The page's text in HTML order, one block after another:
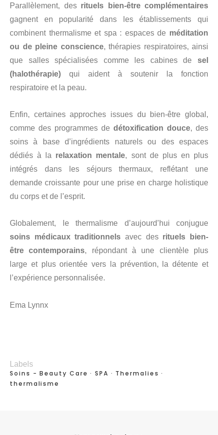
Parallèlement, des rituels bien-être complémentaires
gagnent en popularité dans les établissements qui
combinent thermalisme et spa : espaces de méditation
ou de pleine conscience, thérapies respiratoires, ainsi
que salles spécialisées comme les cabines de sel
(halothérapie) qui aident à soutenir la fonction
respiratoire et la peau.
Enfin, certaines approches issues du bien-être global,
comme des programmes de détoxification douce, des
soins à base d’ingrédients naturels ou des espaces
dédiés à la relaxation mentale, sont de plus en plus
intégrés dans les séjours thermaux, reflétant une
demande croissante pour une prise en charge holistique
du corps et de l’esprit.
Globalement, le thermalisme d’aujourd’hui conjugue
soins médicaux traditionnels avec des rituels bien-
être contemporains, répondant à une clientèle plus
large et plus orientée vers la prévention, la détente et
l’expérience personnalisée.
Ema Lynnx
Labels
Soins - Beauty Care
SPA
Thermalies
thermalisme